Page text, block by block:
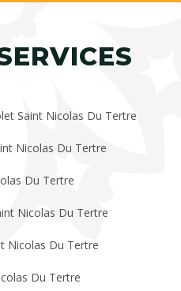
Saint Nicolas Du Tertre
Nicolas Du Tertre
Du Tertre
Nicolas Du Tertre
Nicolas Du Tertre
Du Tertre